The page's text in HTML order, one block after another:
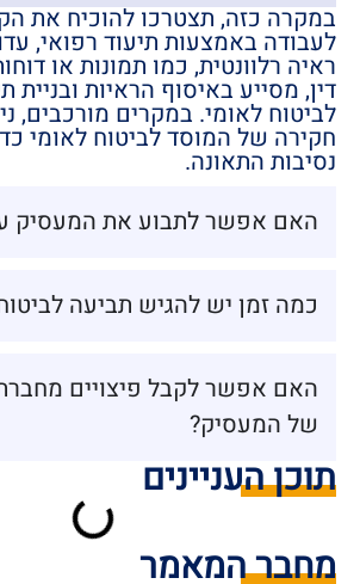
במקרה כזה, תצטרכו להוכיח את
לעבודה באמצעות תיעוד רפואי,
ראיה רלוונטית, כמו תמונות או
דין, מסייע באיסוף הראיות
לביטוח לאומי. במקרים מורכבים,
חקירה של המוסד לביטוח לאומי
נסיבות התאונה.
האם אפשר לתבוע את המעסיק
כמה זמן יש להגיש תביעה
האם אפשר לקבל פיצויים
של המעסיק?
תוכן העניינים
מחבר המאמר